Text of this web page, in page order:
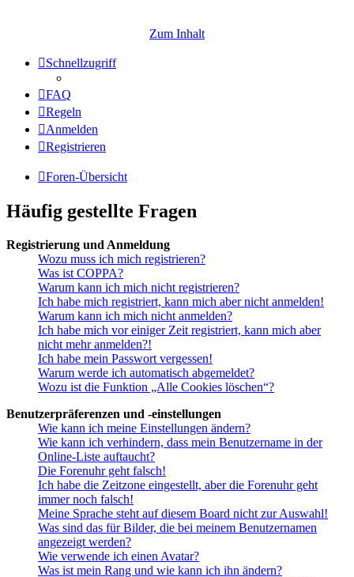
Zum Inhalt
Schnellzugriff
FAQ
Regeln
Anmelden
Registrieren
Foren-Übersicht
Häufig gestellte Fragen
Registrierung und Anmeldung
Wozu muss ich mich registrieren?
Was ist COPPA?
Warum kann ich mich nicht registrieren?
Ich habe mich registriert, kann mich aber nicht anmelden!
Warum kann ich mich nicht anmelden?
Ich habe mich vor einiger Zeit registriert, kann mich aber
nicht mehr anmelden?!
Ich habe mein Passwort vergessen!
Warum werde ich automatisch abgemeldet?
Wozu ist die Funktion „Alle Cookies löschen“?
Benutzerpräferenzen und -einstellungen
Wie kann ich meine Einstellungen ändern?
Wie kann ich verhindern, dass mein Benutzername in der
Online-Liste auftaucht?
Die Forenuhr geht falsch!
Ich habe die Zeitzone eingestellt, aber die Forenuhr geht
immer noch falsch!
Meine Sprache steht auf diesem Board nicht zur Auswahl!
Was sind das für Bilder, die bei meinem Benutzernamen
angezeigt werden?
Wie verwende ich einen Avatar?
Was ist mein Rang und wie kann ich ihn ändern?